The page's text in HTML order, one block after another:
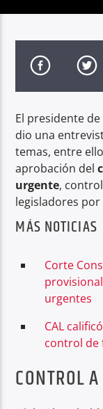
El presidente
dio una
temas, entre
aprobación del
urgente,
legisladores por
MÁS NOTICIAS
Corte
urgentes
CAL
control de
CONTROL